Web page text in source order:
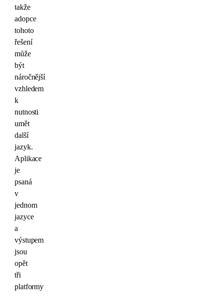
takže
adopce
tohoto
řešení
může
být
náročnější
vzhledem
k
nutnosti
umět
další
jazyk.
Aplikace
je
psaná
v
jednom
jazyce
a
výstupem
jsou
opět
tři
platformy